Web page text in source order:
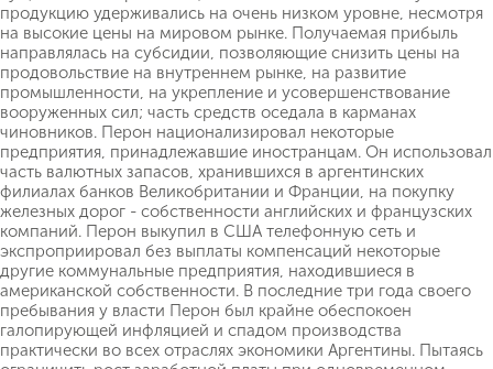
продукцию удерживались на очень низком уровне, несмотря
на высокие цены на мировом рынке. Получаемая прибыль
направлялась на субсидии, позволяющие снизить цены на
продовольствие на внутреннем рынке, на развитие
промышленности, на укрепление и усовершенствование
вооруженных сил; часть средств оседала в карманах
чиновников. Перон национализировал некоторые
предприятия, принадлежавшие иностранцам. Он использовал
часть валютных запасов, хранившихся в аргентинских
филиалах банков Великобритании и Франции, на покупку
железных дорог - собственности английских и французских
компаний. Перон выкупил в США телефонную сеть и
экспроприировал без выплаты компенсаций некоторые
другие коммунальные предприятия, находившиеся в
американской собственности. В последние три года своего
пребывания у власти Перон был крайне обеспокоен
галопирующей инфляцией и спадом производства
практически во всех отраслях экономики Аргентины. Пытаясь